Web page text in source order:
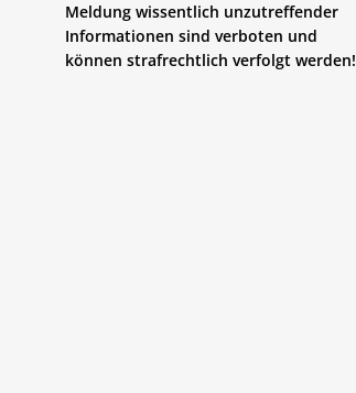
Meldung wissentlich unzutreffender
Informationen sind verboten und
können strafrechtlich verfolgt werden!